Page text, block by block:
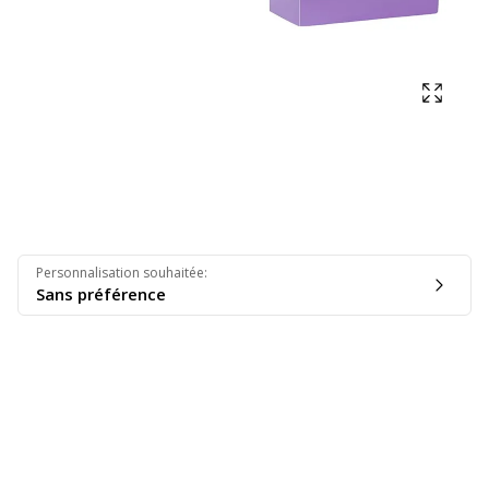
Personnalisation souhaitée:
Sans préférence